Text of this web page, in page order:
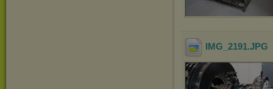
IMG_2191.JPG